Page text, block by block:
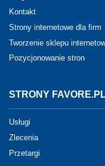
Kontakt
Strony internetowe dla firm
Tworzenie sklepu
Pozycjonowanie stron
STRONY
Usługi
Zlecenia
Przetargi